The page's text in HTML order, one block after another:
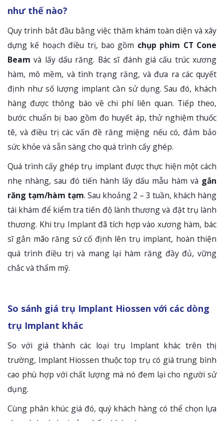
như thế nào?
Quy trình bắt đầu bằng việc thăm khám toàn diện và xây
dựng kế hoạch điều trị, bao gồm chụp phim CT Cone
Beam và lấy dấu răng. Bác sĩ đánh giá cấu trúc xương
hàm, mô mềm, và tình trạng răng, và đưa ra các quyết
định như số lượng implant cần sử dụng. Sau đó, khách
hàng được thông báo về chi phí liên quan. Tiếp theo,
bước chuẩn bị bao gồm đo huyết áp, thử nghiệm thuốc
tê, và điều trị các vấn đề răng miệng nếu có, đảm bảo
sức khỏe và sẵn sàng cho quá trình cấy ghép.
Quá trình cấy ghép trụ implant được thực hiện một cách
nhẹ nhàng, sau đó tiến hành lấy dấu mẫu hàm và gắn
răng tạm/hàm tạm. Sau khoảng 2 – 3 tuần, khách hàng
tái khám để kiểm tra tiến độ lành thương và đặt trụ lành
thương. Khi trụ Implant đã tích hợp vào xương hàm, bác
sĩ gắn mão răng sứ cố định lên trụ implant, hoàn thiện
quá trình điều trị và mang lại hàm răng đầy đủ, vững
chắc và thẩm mỹ.
So sánh giá trụ Implant Hiossen với các dòng
trụ Implant khác
So với giá thành các loại trụ Implant khác trên thị
trường, Implant Hiossen thuộc top trụ có giá trung bình
cao phù hợp với chất lượng mà nó đem lại cho người sử
dụng.
Cùng phân khúc giá đó, quý khách hàng có thể chọn lựa